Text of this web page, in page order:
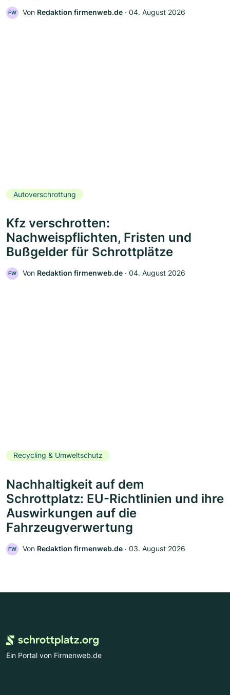
FW Von Redaktion firmenweb.de ‧ 04. August 2026
Autoverschrottung
Kfz verschrotten:
Nachweispflichten, Fristen und
Bußgelder für Schrottplätze
FW Von Redaktion firmenweb.de ‧ 04. August 2026
Recycling & Umweltschutz
Nachhaltigkeit auf dem
Schrottplatz: EU-Richtlinien und ihre
Auswirkungen auf die
Fahrzeugverwertung
FW Von Redaktion firmenweb.de ‧ 03. August 2026
Ein Portal von Firmenweb.de